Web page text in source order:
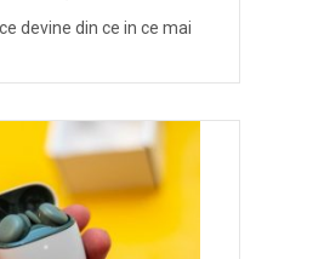
devine din ce in ce mai